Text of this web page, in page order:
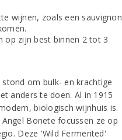
wijnen, zoals een sauvignon
op zijn best binnen 2 tot 3
om bulk- en krachtige
anders te doen. Al in 1915
biologisch wijnhuis is.
Bonete focussen ze op
Deze 'Wild Fermented'